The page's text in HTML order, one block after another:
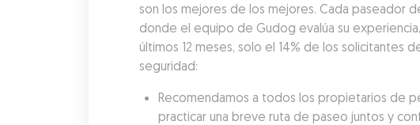
son los mejores de los mejores. Cada paseador
donde el equipo de Gudog evalúa su
últimos 12 meses, solo el 14% de los solicitantes
seguridad:
Recomendamos a todos los propietarios de
practicar una breve ruta de paseo juntos y